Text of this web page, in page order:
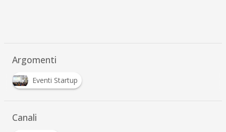
Argomenti
Eventi Startup
Canali